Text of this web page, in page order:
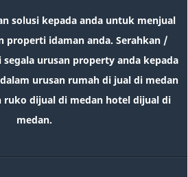
solusi kepada anda untuk menjual
properti idaman anda. Serahkan /
segala urusan property anda kepada
urusan rumah di jual di medan
ruko dijual di medan hotel dijual di
medan.